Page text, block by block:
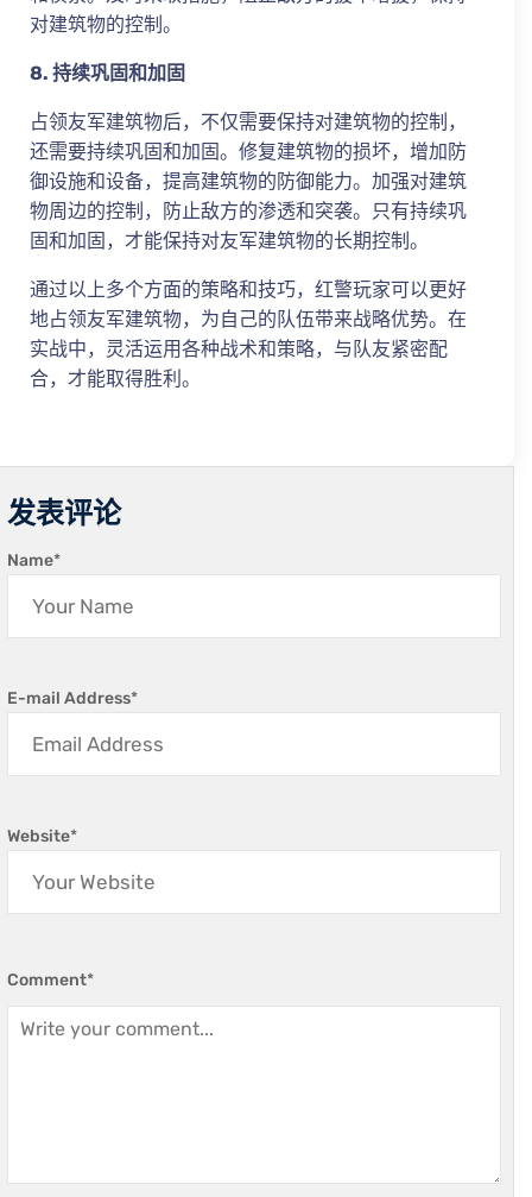
对建筑物的控制。
8. 持续巩固和加固
占领友军建筑物后，不仅需要保持对建筑物的控制，
还需要持续巩固和加固。修复建筑物的损坏，增加防
御设施和设备，提高建筑物的防御能力。加强对建筑
物周边的控制，防止敌方的渗透和突袭。只有持续巩
固和加固，才能保持对友军建筑物的长期控制。
通过以上多个方面的策略和技巧，红警玩家可以更好
地占领友军建筑物，为自己的队伍带来战略优势。在
实战中，灵活运用各种战术和策略，与队友紧密配
合，才能取得胜利。
发表评论
Name*
E-mail Address*
Website*
Comment*